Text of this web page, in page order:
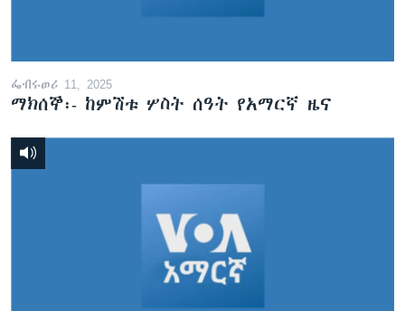
ፌብሩወሪ 11, 2025
ማክሰኞ፡- ከምሽቱ ሦስት ሰዓት የአማርኛ ዜና